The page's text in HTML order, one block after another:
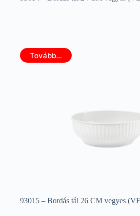
Tovább...
93015 – Bordás tál 26 CM vegyes